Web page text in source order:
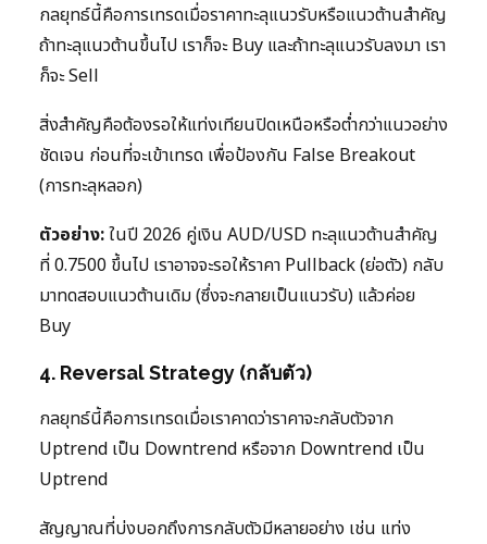
กลยุทธ์นี้คือการเทรดเมื่อราคาทะลุแนวรับหรือแนวต้านสำคัญ
ถ้าทะลุแนวต้านขึ้นไป เราก็จะ Buy และถ้าทะลุแนวรับลงมา เรา
ก็จะ Sell
สิ่งสำคัญคือต้องรอให้แท่งเทียนปิดเหนือหรือต่ำกว่าแนวอย่าง
ชัดเจน ก่อนที่จะเข้าเทรด เพื่อป้องกัน False Breakout
(การทะลุหลอก)
ตัวอย่าง:ในปี 2026 คู่เงิน AUD/USD ทะลุแนวต้านสำคัญ
ที่ 0.7500 ขึ้นไป เราอาจจะรอให้ราคา Pullback (ย่อตัว) กลับ
มาทดสอบแนวต้านเดิม (ซึ่งจะกลายเป็นแนวรับ) แล้วค่อย
Buy
4. Reversal Strategy (กลับตัว)
กลยุทธ์นี้คือการเทรดเมื่อเราคาดว่าราคาจะกลับตัวจาก
Uptrend เป็น Downtrend หรือจาก Downtrend เป็น
Uptrend
สัญญาณที่บ่งบอกถึงการกลับตัวมีหลายอย่าง เช่น แท่ง